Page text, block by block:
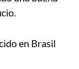
en Brasil